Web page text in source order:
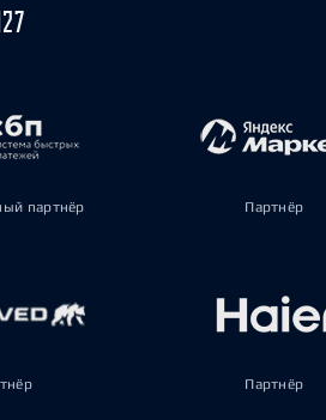
партнёр Партнёр
Партнёр